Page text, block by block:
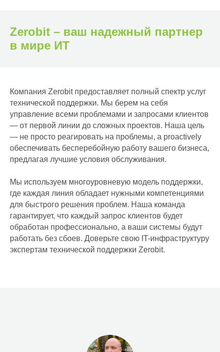
Zerobit – ваш надежный партнер
в мире ИТ
Компания Zerobit предоставляет полный спектр услуг
технической поддержки. Мы берем на себя
управление всеми проблемами и запросами клиентов
— от первой линии до сложных проектов. Наша цель
— не просто реагировать на проблемы, а proactively
обеспечивать бесперебойную работу вашего бизнеса,
предлагая лучшие условия обслуживания.
Мы используем многоуровневую модель поддержки,
где каждая линия обладает нужными компетенциями
для быстрого решения проблем. Наша команда
гарантирует, что каждый запрос клиентов будет
обработан профессионально, а ваши системы будут
работать без сбоев. Доверьте свою IT-инфраструктуру
экспертам технической поддержки Zerobit.
Монтаж и настройка серверного,
Системная интеграция
Системная интеграция
Compass корпоративный
мессенджер
на вашем домене
Российский офисный пакет
RuPost
Р7-Офис
Яндекс 360
VK Workspace
Сетевое оборудование